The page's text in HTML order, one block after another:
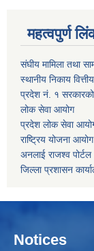
महत्वपुर्ण
संघीय मामिला तथा
स्थानीय निकाय
प्रदेश नं. १ सरकारको
लोक सेवा आयोग
प्रदेश लोक सेवा
राष्ट्रिय योजना आयोग
अनलाई राजश्व पोर्टल
जिल्ला प्रशासन
Notices